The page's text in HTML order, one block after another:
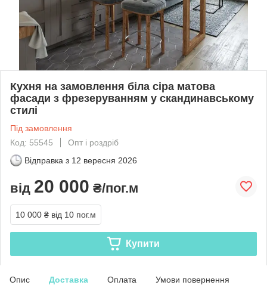
Кухня на замовлення біла сіра матова
фасади з фрезеруванням у скандинавському
стилі
Під замовлення
Код: 55545
Опт і роздріб
Відправка з 12 вересня 2026
від 20 000 ₴/пог.м
10 000 ₴ від 10 пог.м
Купити
Опис Доставка Оплата Умови повернення